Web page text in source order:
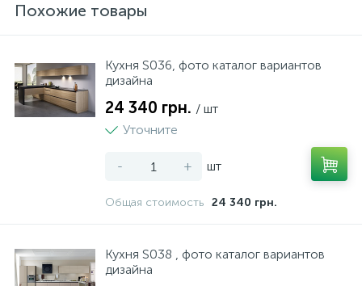
Похожие товары
Кухня S036, фото каталог вариантов
дизайна
24 340 грн. / шт
Уточните
- + шт
Общая стоимость 24 340 грн.
Кухня S038 , фото каталог вариантов
дизайна